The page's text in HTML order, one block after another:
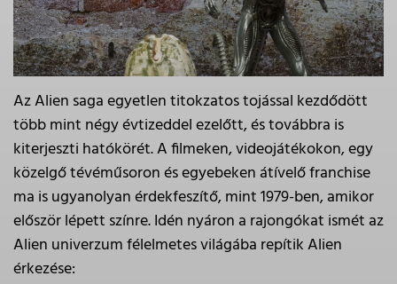
Az Alien saga egyetlen titokzatos tojással kezdődött
több mint négy évtizeddel ezelőtt, és továbbra is
kiterjeszti hatókörét. A filmeken, videojátékokon, egy
közelgő tévéműsoron és egyebeken átívelő franchise
ma is ugyanolyan érdekfeszítő, mint 1979-ben, amikor
először lépett színre. Idén nyáron a rajongókat ismét az
Alien univerzum félelmetes világába repítik Alien
érkezése: